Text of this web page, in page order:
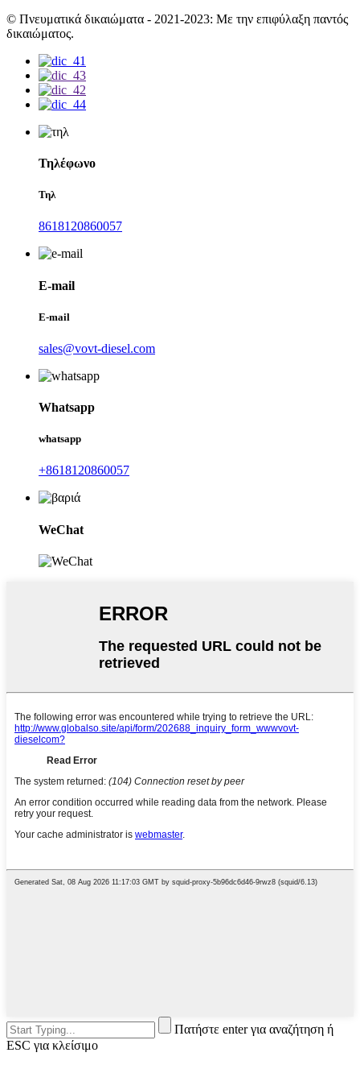
© Πνευματικά δικαιώματα - 2021-2023: Με την επιφύλαξη παντός
δικαιώματος.
Τηλέφωνο
Τηλ
8618120860057
E-mail
E-mail
sales@vovt-diesel.com
Whatsapp
whatsapp
+8618120860057
WeChat
Πατήστε enter για αναζήτηση ή
ESC για κλείσιμο